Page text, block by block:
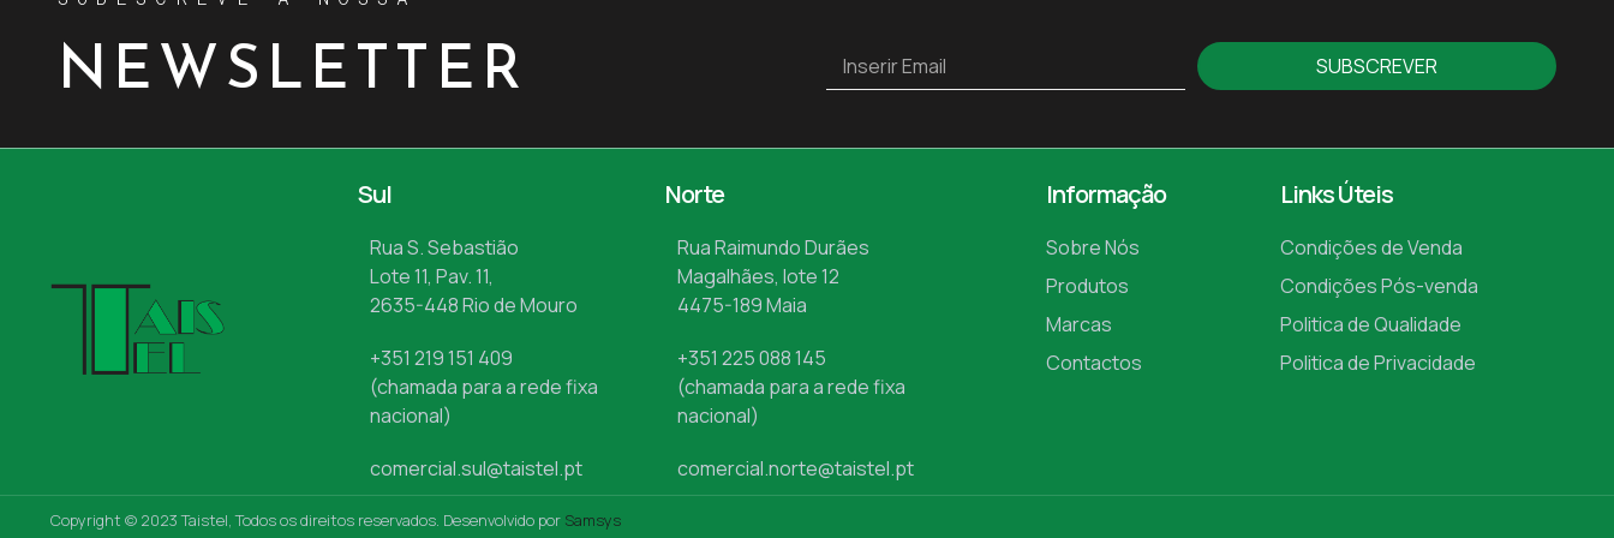
NEWSLETTER SUBSCREVER
Sul
Rua S. Sebastião
Lote 11, Pav. 11,
2635-448 Rio de Mouro
+351 219 151 409
(chamada para a rede fixa
nacional)
comercial.sul@taistel.pt
Norte
Rua Raimundo Durães
Magalhães, lote 12
4475-189 Maia
+351 225 088 145
(chamada para a rede fixa
nacional)
comercial.norte@taistel.pt
Informação
Sobre Nós
Produtos
Marcas
Contactos
Links Úteis
Condições de Venda
Condições Pós-venda
Politica de Qualidade
Politica de Privacidade
Copyright © 2023 Taistel, Todos os direitos reservados. Desenvolvido por Samsys